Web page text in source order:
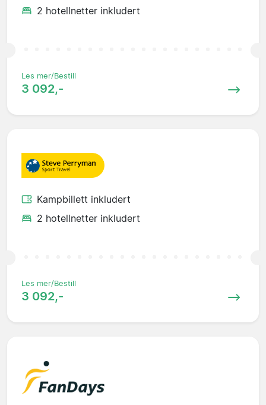
2 hotellnetter inkludert
Les mer/Bestill
3 092,-
Kampbillett inkludert
2 hotellnetter inkludert
Les mer/Bestill
3 092,-